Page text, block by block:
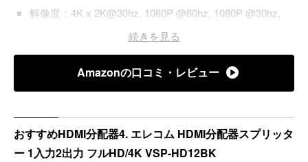
解像度：4K x 2K@30hz, 1080P @60hz, 1080P @30hz,
電源タイプ：USB給電
カスケード接続：記載なし
HDMI音声フォーマット：2.0ch音声のみ対応
車対応：記載なし
続きを見る
Amazonの口コミ・レビュー
おすすめHDMI分配器4. エレコム HDMI分配器スプリッタ
ー 1入力2出力 フルHD/4K VSP-HD12BK